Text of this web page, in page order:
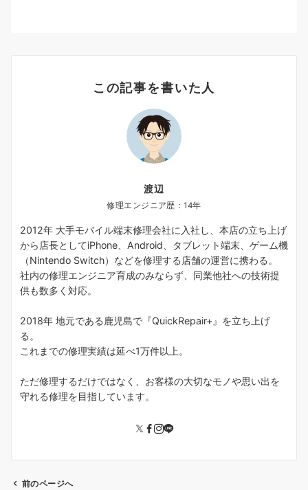
この記事を書いた人
渡辺
修理エンジニア歴：14年
2012年 大手モバイル端末修理会社に入社し、本店の立ち上げ
から店長としてiPhone、Android、タブレット端末、ゲーム機
（Nintendo Switch）などを修理する店舗の運営に携わる。
社内の修理エンジニア育成のみならず、同業他社への技術提
供も数多く対応。
2018年 地元である鹿児島で『QuickRepair+』を立ち上げ
る。
これまでの修理実績は延べ1万件以上。
ただ修理するだけではなく、お客様の大切なモノや思い出を
守れる修理を目指しています。
前のページへ